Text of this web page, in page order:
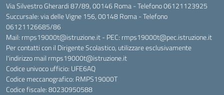
Via Silvestro Gherardi 87/89, 00146 Roma - Telefono 06121123925
Succursale: via delle Vigne 156, 00148 Roma - Telefono
06121126685/86
Mail: rmps19000t@istruzione.it - PEC: rmps19000t@pec.istruzione.it
Per contatti con il Dirigente Scolastico, utilizzare esclusivamente
l'indirizzo mail rmps19000t@istruzione.it
Codice univoco ufficio: UFE6AQ
Codice meccanografico: RMPS19000T
Codice fiscale: 80230950588